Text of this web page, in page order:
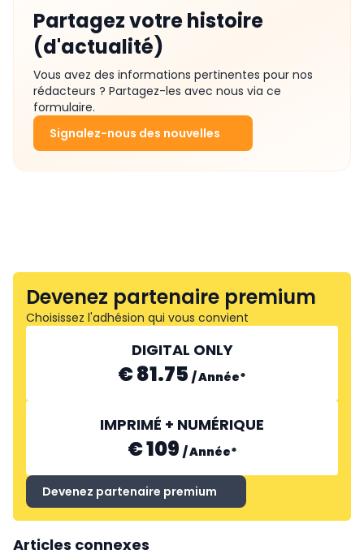
Partagez votre histoire
(d'actualité)
Vous avez des informations pertinentes pour nos
rédacteurs ? Partagez-les avec nous via ce
formulaire.
Signalez-nous des nouvelles
Devenez partenaire premium
Choisissez l'adhésion qui vous convient
DIGITAL ONLY
€ 81.75 /Année*
IMPRIMÉ + NUMÉRIQUE
€ 109 /Année*
Devenez partenaire premium
Articles connexes